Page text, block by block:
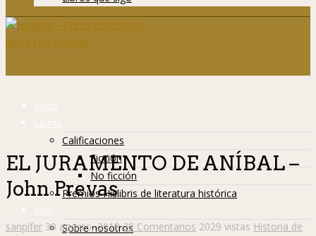
Inicio
Libros
Calificaciones
Ficción
No ficción
Premios Hislibris de literatura histórica
Info
Sobre nosotros
EL JURAMENTO DE ANÍBAL –
John Prevas
sanpifer 30 agosto, 2018 29 Comentarios 2029 vistas Historia de